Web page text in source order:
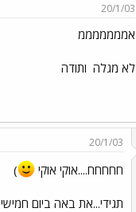
20/1/03
אמממממממ
לא מגלה ותודה
20/1/03
חחחחח....אוקי אוקי )
תגידי...את באה ביום